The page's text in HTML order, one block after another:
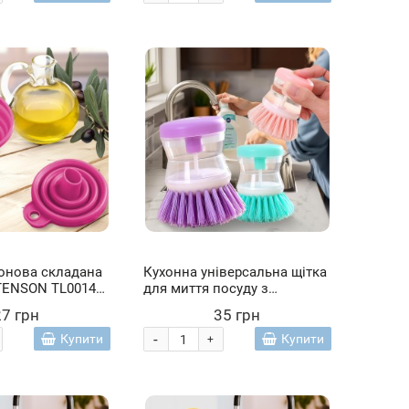
складана
TL00142
грн
Купити
Кухонна універсальна щітка
для миття посуду з
35 грн
+
- Купити